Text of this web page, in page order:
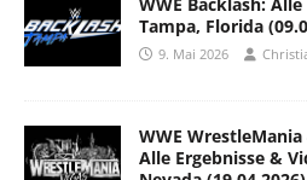
Tampa, Florida
9. Mai 2026
WWE
Alle Ergebnisse &